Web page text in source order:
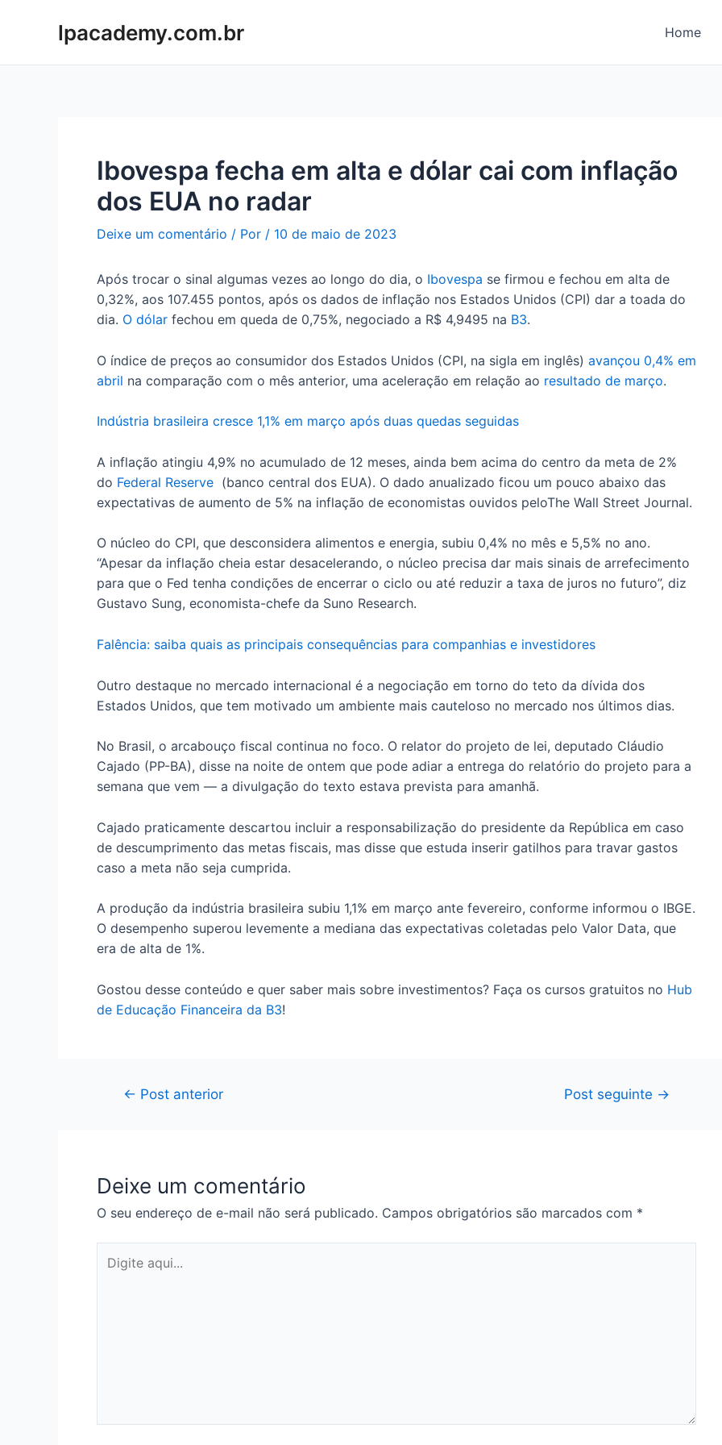
lpacademy.com.br Home
Ibovespa fecha em alta e dólar cai com inflação
dos EUA no radar
Deixe um comentário / Por / 10 de maio de 2023
Após trocar o sinal algumas vezes ao longo do dia, o Ibovespa se firmou e fechou em alta de
0,32%, aos 107.455 pontos, após os dados de inflação nos Estados Unidos (CPI) dar a toada do
dia. O dólar fechou em queda de 0,75%, negociado a R$ 4,9495 na B3.
O índice de preços ao consumidor dos Estados Unidos (CPI, na sigla em inglês) avançou 0,4% em
abril na comparação com o mês anterior, uma aceleração em relação ao resultado de março.
Indústria brasileira cresce 1,1% em março após duas quedas seguidas
A inflação atingiu 4,9% no acumulado de 12 meses, ainda bem acima do centro da meta de 2%
do Federal Reserve (banco central dos EUA). O dado anualizado ficou um pouco abaixo das
expectativas de aumento de 5% na inflação de economistas ouvidos peloThe Wall Street Journal.
O núcleo do CPI, que desconsidera alimentos e energia, subiu 0,4% no mês e 5,5% no ano.
“Apesar da inflação cheia estar desacelerando, o núcleo precisa dar mais sinais de arrefecimento
para que o Fed tenha condições de encerrar o ciclo ou até reduzir a taxa de juros no futuro”, diz
Gustavo Sung, economista-chefe da Suno Research.
Falência: saiba quais as principais consequências para companhias e investidores
Outro destaque no mercado internacional é a negociação em torno do teto da dívida dos
Estados Unidos, que tem motivado um ambiente mais cauteloso no mercado nos últimos dias.
No Brasil, o arcabouço fiscal continua no foco. O relator do projeto de lei, deputado Cláudio
Cajado (PP-BA), disse na noite de ontem que pode adiar a entrega do relatório do projeto para a
semana que vem — a divulgação do texto estava prevista para amanhã.
Cajado praticamente descartou incluir a responsabilização do presidente da República em caso
de descumprimento das metas fiscais, mas disse que estuda inserir gatilhos para travar gastos
caso a meta não seja cumprida.
A produção da indústria brasileira subiu 1,1% em março ante fevereiro, conforme informou o IBGE.
O desempenho superou levemente a mediana das expectativas coletadas pelo Valor Data, que
era de alta de 1%.
Gostou desse conteúdo e quer saber mais sobre investimentos? Faça os cursos gratuitos no Hub
de Educação Financeira da B3!
Navegação
← Post anterior Post seguinte →
Deixe um comentário
O seu endereço de e-mail não será publicado. Campos obrigatórios são marcados com *
aqui...